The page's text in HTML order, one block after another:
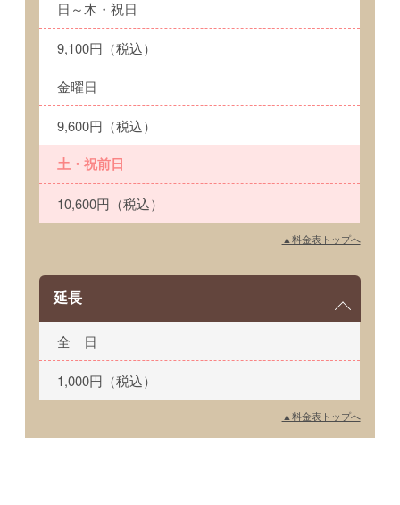
日～木・祝日
9,100円（税込）
金曜日
9,600円（税込）
土・祝前日
10,600円（税込）
▲料金表トップへ
延長
全 日
1,000円（税込）
▲料金表トップへ